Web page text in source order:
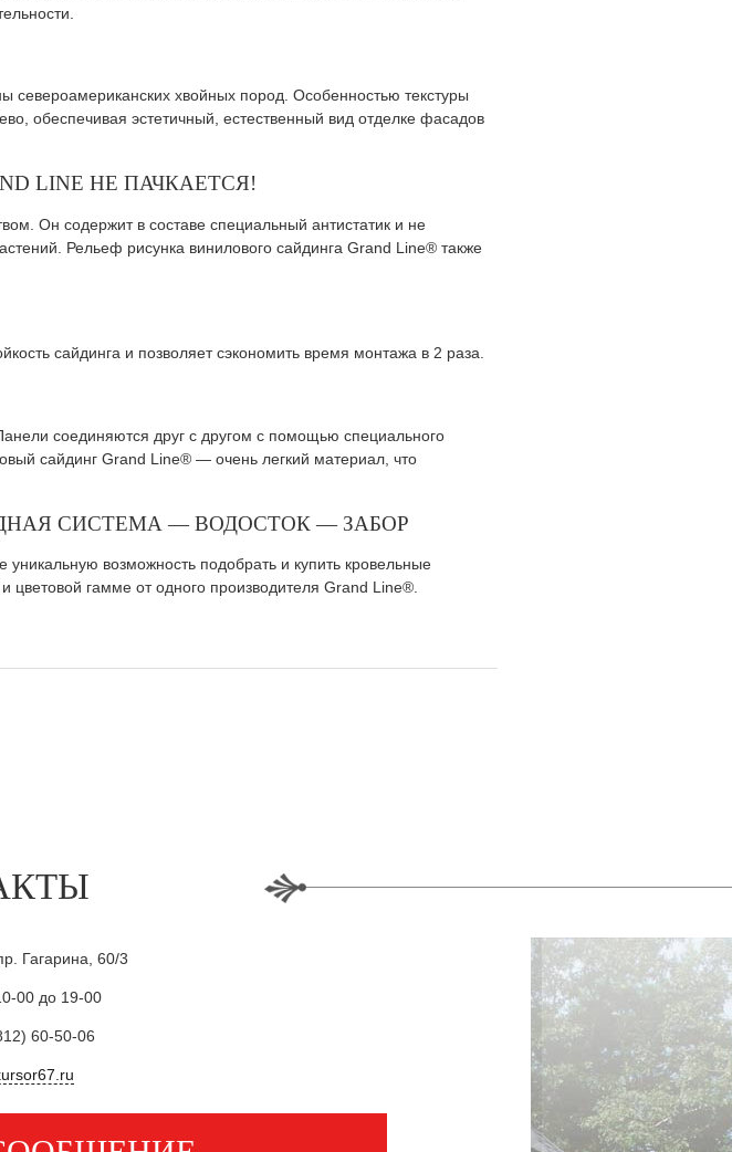
североамериканских хвойных пород. Особенностью текстуры
обеспечивая эстетичный, естественный вид отделке фасадов
LINE НЕ ПАЧКАЕТСЯ!
Он содержит в составе специальный антистатик и не
Рельеф рисунка винилового сайдинга Grand Line® также
сайдинга и позволяет сэкономить время монтажа в 2 раза.
соединяются друг с другом с помощью специального
сайдинг Grand Line® — очень легкий материал, что
СИСТЕМА — ВОДОСТОК — ЗАБОР
возможность подобрать и купить кровельные
цветовой гамме от одного производителя Grand Line®.
Гагарина, 60/3
00 до 19-00
60-50-06